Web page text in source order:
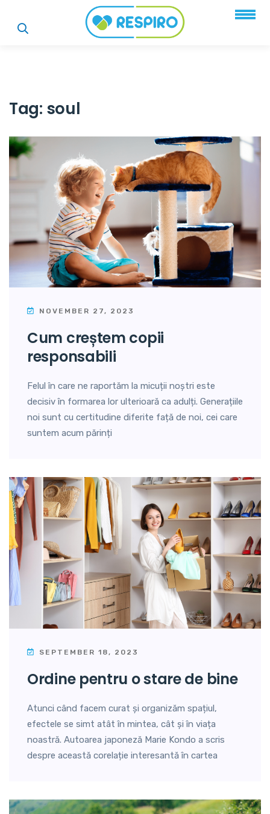
Tag: soul
NOVEMBER 27, 2023
cum creștem copii
responsabili
Felul în care ne raportăm la micuții noștri este
decisiv în formarea lor ulterioară ca adulți. Generațiile
noi sunt cu certitudine diferite față de noi, cei care
suntem acum părinți
SEPTEMBER 18, 2023
ordine pentru o stare de bine
Atunci când facem curat și organizăm spațiul,
efectele se simt atât în mintea, cât și în viața
noastră. Autoarea japoneză Marie Kondo a scris
despre această corelație interesantă în cartea